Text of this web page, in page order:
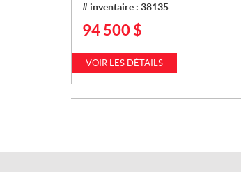
# inventaire : 38135
P
X
94 500 $
VOIR LES DÉTAILS